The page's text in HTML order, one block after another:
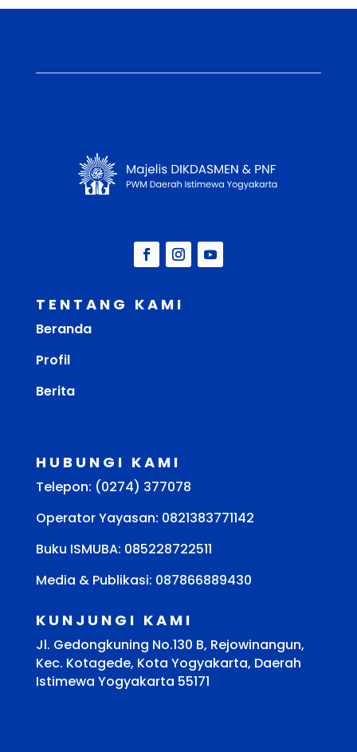
TENTANG KAMI
Beranda
Profil
Berita
HUBUNGI KAMI
Telepon: (0274) 377078
Operator Yayasan: 0821383771142
Buku ISMUBA: 085228722511
Media & Publikasi: 087866889430
KUNJUNGI KAMI
Jl. Gedongkuning No.130 B, Rejowinangun,
Kec. Kotagede, Kota Yogyakarta, Daerah
Istimewa Yogyakarta 55171